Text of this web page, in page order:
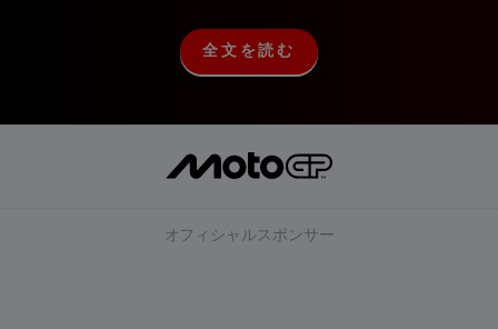
全
文
全文を読む
オフィシャルスポンサー